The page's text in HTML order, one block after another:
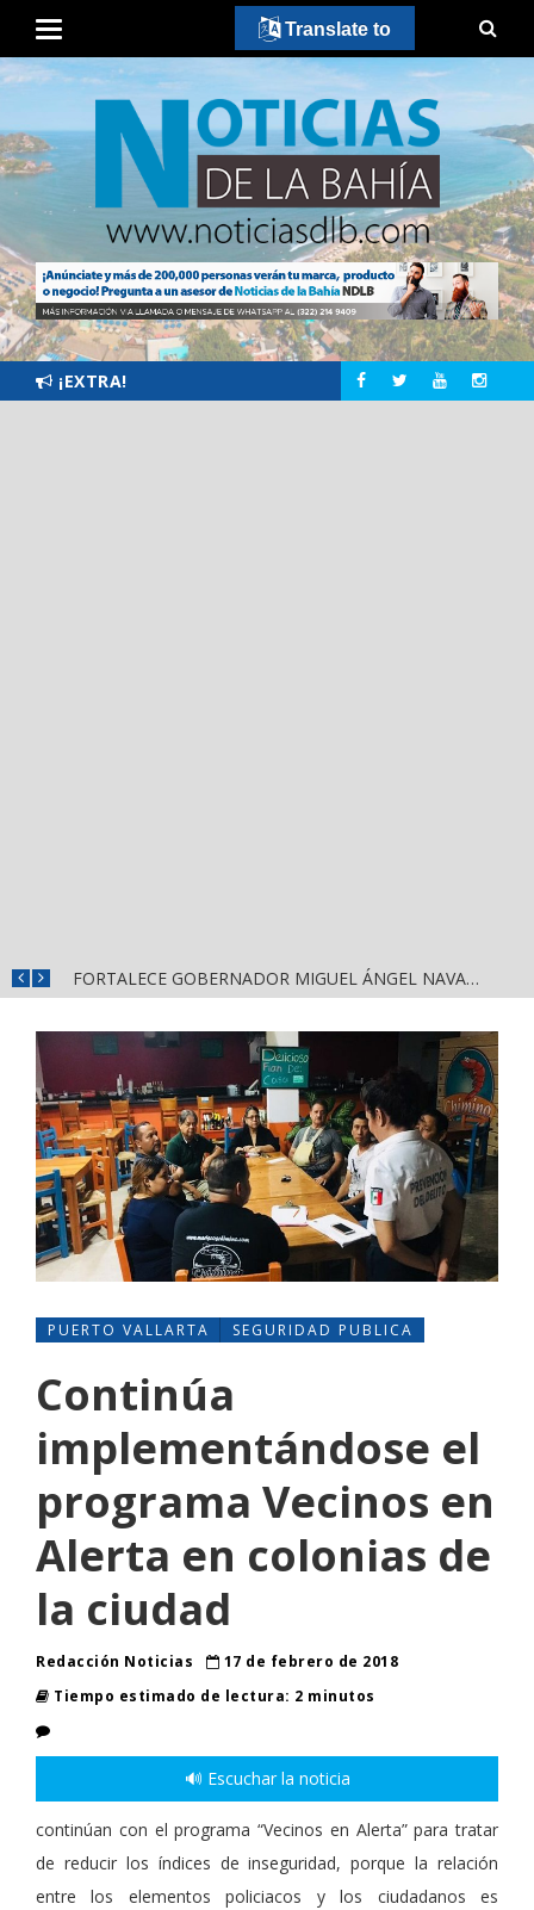
¡EXTRA!
FORTALECE GOBERNADOR MIGUEL ÁNGEL NAVARRO LA COORDINACIÓN CON EL SECTOR EDUCATIVO EN NAYARIT
PUERTO VALLARTA SEGURIDAD PUBLICA
Continúa
implementándose el
programa Vecinos en
Alerta en colonias de
la ciudad
Redacción Noticias
17 de febrero de 2018
Tiempo estimado de lectura: 2 minutos
🔊 Escuchar la noticia
continúan con el programa “Vecinos en Alerta” para tratar
de reducir los índices de inseguridad, porque la relación
entre los elementos policiacos y los ciudadanos es
Translate to